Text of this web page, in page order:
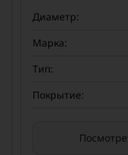
Диаметр:
Марка:
Тип:
Покрытие: